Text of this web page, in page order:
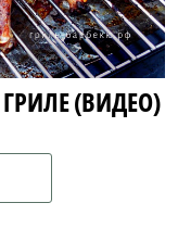
(ВИДЕО)